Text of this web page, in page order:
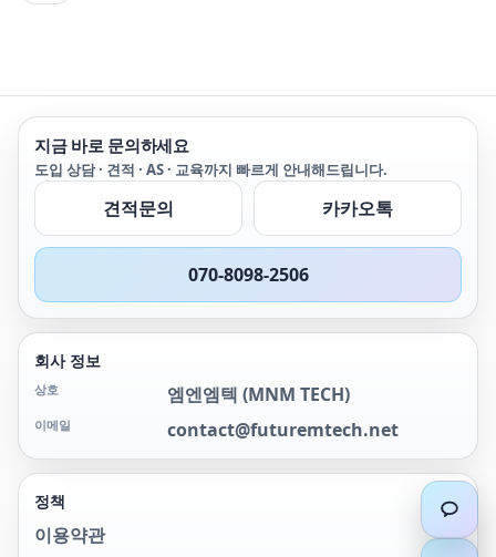
지금 바로 문의하세요
도입 상담 · 견적 · AS · 교육까지 빠르게 안내해드립니다.
견적문의 카카오톡
070-8098-2506
회사 정보
상호 엠엔엠텍 (MNM TECH)
이메일 contact@futuremtech.net
정책
이용약관